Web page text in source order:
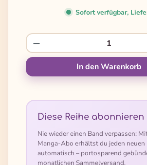
Sofort verfügbar,
Produkt Anzahl: Gib
In den Warenkorb
Diese Reihe abonnieren
Nie wieder einen Band verpassen:
Manga-Abo erhältst du jeden neuen
automatisch – portosparend
monatlichen Sammelversand.